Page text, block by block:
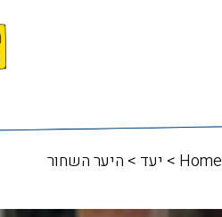
Home
> יעד > היער השחור